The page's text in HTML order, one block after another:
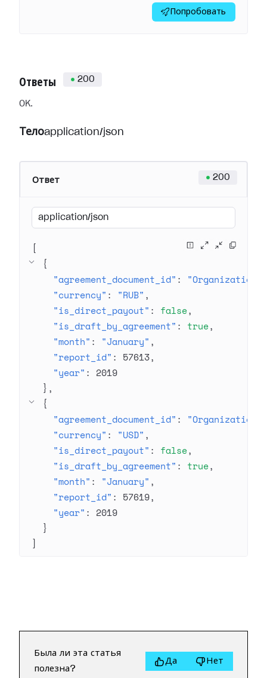
Попробовать
Ответы 200
OK.
Телоapplication/json
Ответ 200
application/json
[
{
"agreement_document_id" : "Organization
"currency" : "RUB"
"is_direct_payout" : false
"is_draft_by_agreement" : true
"month" : "January"
"report_id" : 57613
"year" : 2019
}
{
"agreement_document_id" : "Organization
"currency" : "USD"
"is_direct_payout" : false
"is_draft_by_agreement" : true
"month" : "January"
"report_id" : 57619
"year" : 2019
}
]
Была ли эта статья
полезна?
Да Нет